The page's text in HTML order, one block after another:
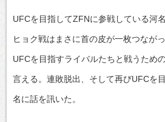
UFCを目指してZFNに参戦している河
ヒョク戦はまさに首の皮が一枚つなが
UFCを目指すライバルたちと戦うため
言える。連敗脱出、そして再びUFCを
名に話を訊いた。